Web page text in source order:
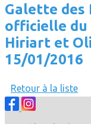
Galette des
officielle du
Hiriart et
15/01/2016
Retour à la liste